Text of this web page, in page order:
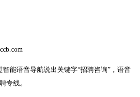
智能语音导航说出关键字“招聘咨询”，语音
专线。